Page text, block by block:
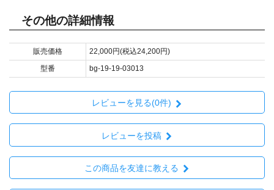
その他の詳細情報
販売価格
22,000円(税込24,200円)
型番
bg-19-19-03013
レビューを見る(0件)
レビューを投稿
この商品を友達に教える